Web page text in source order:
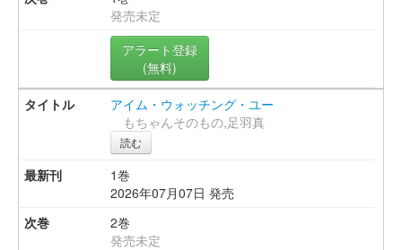
発売未定
アラート登録
(無料)
アイム・ウォッチング・ユー
もちゃんそのもの,足羽真
読む
1巻
2026年07月07日 発売
2巻
発売未定